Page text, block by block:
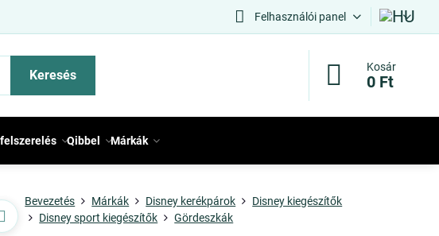
Felhasználói panel
Keresés
Kosár
0 Ft
Qibbel Márkák
Bevezetés Márkák Disney kerékpárok
Disney kiegészítők
Disney sport kiegészítők
Gördeszkák